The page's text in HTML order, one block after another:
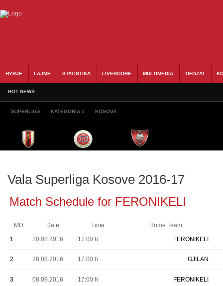
HYRJE LAJME STATISTIKA LIVESCORE MULTIMEDIA TIFOZAT
HOT NEWS
SUPERLIGA KATEGORIA 1 KOSOVA
Vala Superliga Kosove 2016-17
Match Schedule for FERONIKELI
MD Date Time
Home Team
1
20.08.2016 17:00 h FERONIKELI
2 28.08.2016 17:00 h GJILAN
3 08.09.2016 17:00 h FERONIKELI